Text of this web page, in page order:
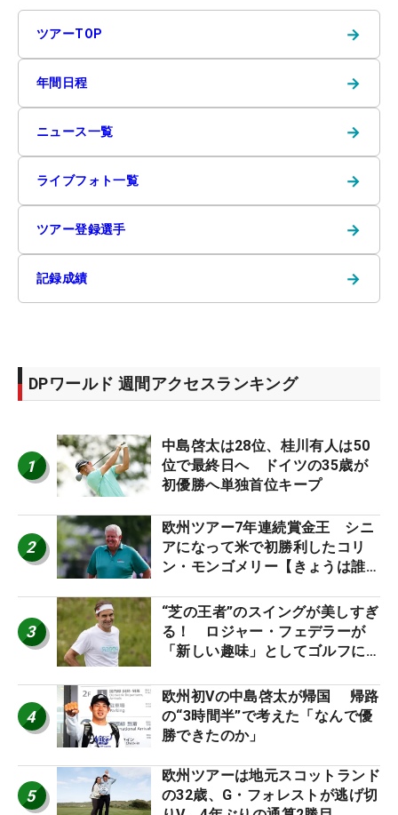
ツアーTOP →
年間日程 →
ニュース一覧 →
ライブフォト一覧 →
ツアー登録選手 →
記録成績 →
DPワールド 週間アクセスランキング
1
中島啓太は28位、桂川有人は50
位で最終日へ ドイツの35歳が
初優勝へ単独首位キープ
2
欧州ツアー7年連続賞金王 シニ
アになって米で初勝利したコリ
ン・モンゴメリー【きょうは誰の
3
“芝の王者”のスイングが美しすぎ
る！ ロジャー・フェデラーが
「新しい趣味」としてゴルフに挑
4
欧州初Vの中島啓太が帰国 帰路
の“3時間半”で考えた「なんで優
勝できたのか」
5
欧州ツアーは地元スコットランド
の32歳、G・フォレストが逃げ切